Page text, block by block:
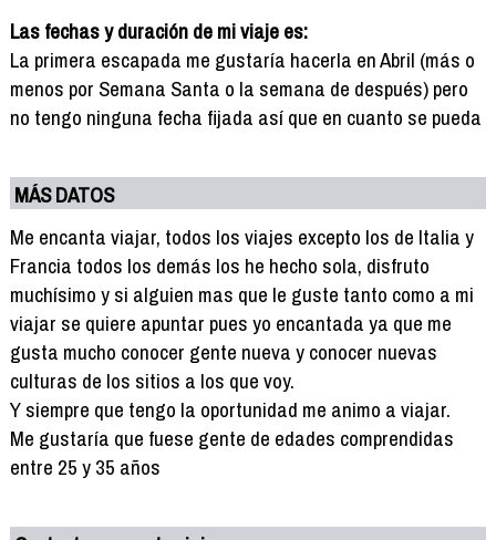
Las fechas y duración de mi viaje es:
La primera escapada me gustaría hacerla en Abril (más o
menos por Semana Santa o la semana de después) pero
no tengo ninguna fecha fijada así que en cuanto se pueda
MÁS DATOS
Me encanta viajar, todos los viajes excepto los de Italia y
Francia todos los demás los he hecho sola, disfruto
muchísimo y si alguien mas que le guste tanto como a mi
viajar se quiere apuntar pues yo encantada ya que me
gusta mucho conocer gente nueva y conocer nuevas
culturas de los sitios a los que voy.
Y siempre que tengo la oportunidad me animo a viajar.
Me gustaría que fuese gente de edades comprendidas
entre 25 y 35 años